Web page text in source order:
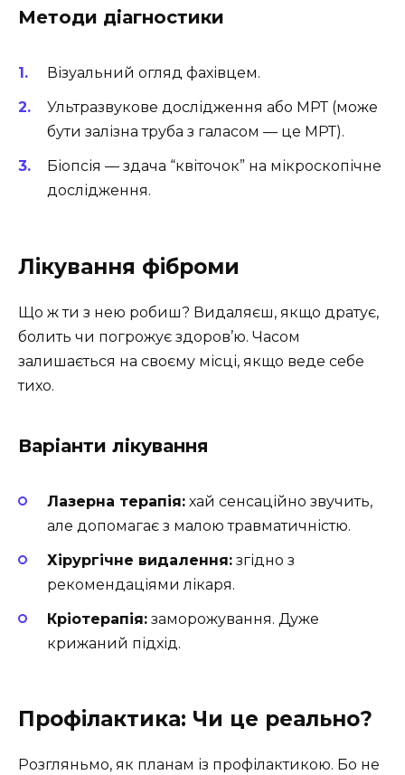
Методи діагностики
Візуальний огляд фахівцем.
Ультразвукове дослідження або МРТ (може
бути залізна труба з галасом — це МРТ).
Біопсія — здача “квіточок” на мікроскопічне
дослідження.
Лікування фіброми
Що ж ти з нею робиш? Видаляєш, якщо дратує,
болить чи погрожує здоров’ю. Часом
залишається на своєму місці, якщо веде себе
тихо.
Варіанти лікування
Лазерна терапія: хай сенсаційно звучить,
але допомагає з малою травматичністю.
Хірургічне видалення: згідно з
рекомендаціями лікаря.
Кріотерапія: заморожування. Дуже
крижаний підхід.
Профілактика: Чи це реально?
Розгляньмо, як планам із профілактикою. Бо не